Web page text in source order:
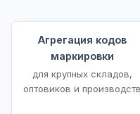
Агрегация кодов
маркировки
для крупных складов,
оптовиков и производств